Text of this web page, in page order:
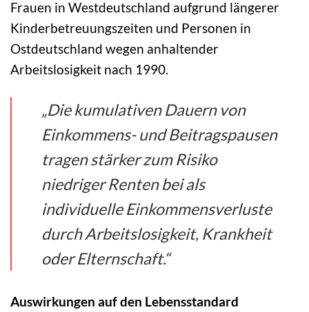
Frauen in Westdeutschland aufgrund längerer
Kinderbetreuungszeiten und Personen in
Ostdeutschland wegen anhaltender
Arbeitslosigkeit nach 1990.
„Die kumulativen Dauern von
Einkommens- und Beitragspausen
tragen stärker zum Risiko
niedriger Renten bei als
individuelle Einkommensverluste
durch Arbeitslosigkeit, Krankheit
oder Elternschaft.“
Auswirkungen auf den Lebensstandard